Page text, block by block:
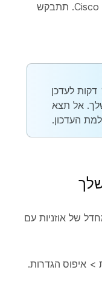
פתח את אפליקציית האוזניות של Cisco. תתבקש
זה לוקח בערך 10-15 דקות לעדכן
אל תצא
העדכון.
של אוזניות עם
> איפוס הגדרות.